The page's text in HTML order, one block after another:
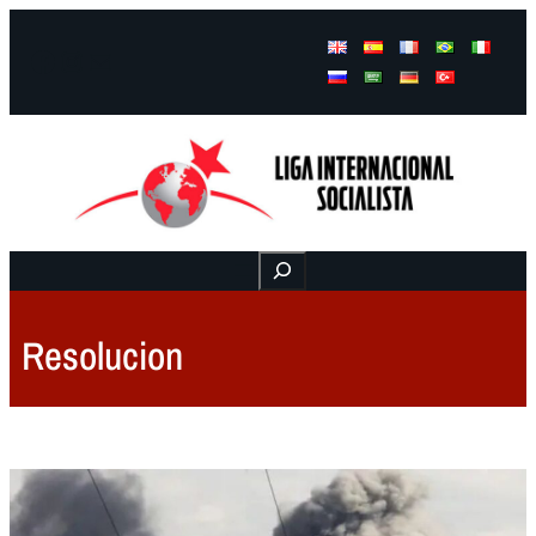
Buscar
Resolucion